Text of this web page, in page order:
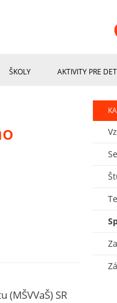
ŠKOLY AKTIVITY PRE
SR